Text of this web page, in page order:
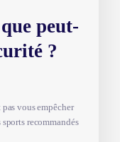
peut-
?
vous empêcher
recommandés